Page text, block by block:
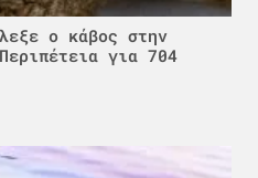
ο κάβος στην
για 704